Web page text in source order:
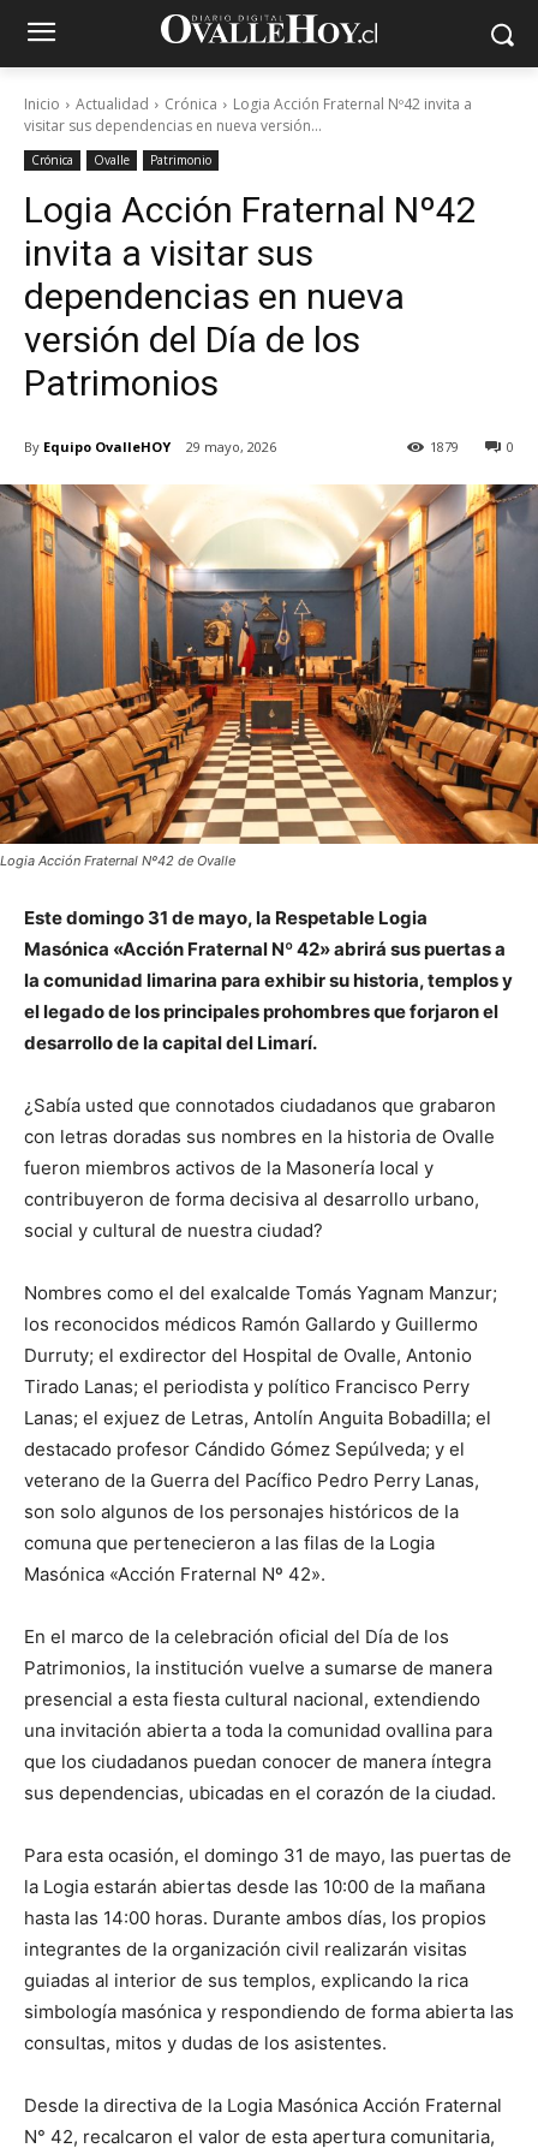
Inicio Actualidad Crónica
Logia Acción Fraternal Nº42 invita a
visitar sus dependencias en nueva versión...
Crónica Ovalle Patrimonio
Logia Acción Fraternal Nº42
invita a visitar sus
dependencias en nueva
versión del Día de los
Patrimonios
By Equipo OvalleHOY 29 mayo, 2026 0
1879
Logia Acción Fraternal Nº42 de Ovalle
Este domingo 31 de mayo, la Respetable Logia
Masónica «Acción Fraternal Nº 42» abrirá sus puertas a
la comunidad limarina para exhibir su historia, templos y
el legado de los principales prohombres que forjaron el
desarrollo de la capital del Limarí.
¿Sabía usted que connotados ciudadanos que grabaron
con letras doradas sus nombres en la historia de Ovalle
fueron miembros activos de la Masonería local y
contribuyeron de forma decisiva al desarrollo urbano,
social y cultural de nuestra ciudad?
Nombres como el del exalcalde Tomás Yagnam Manzur;
los reconocidos médicos Ramón Gallardo y Guillermo
Durruty; el exdirector del Hospital de Ovalle, Antonio
Tirado Lanas; el periodista y político Francisco Perry
Lanas; el exjuez de Letras, Antolín Anguita Bobadilla; el
destacado profesor Cándido Gómez Sepúlveda; y el
veterano de la Guerra del Pacífico Pedro Perry Lanas,
son solo algunos de los personajes históricos de la
comuna que pertenecieron a las filas de la Logia
Masónica «Acción Fraternal Nº 42».
En el marco de la celebración oficial del Día de los
Patrimonios, la institución vuelve a sumarse de manera
presencial a esta fiesta cultural nacional, extendiendo
una invitación abierta a toda la comunidad ovallina para
que los ciudadanos puedan conocer de manera íntegra
sus dependencias, ubicadas en el corazón de la ciudad.
Para esta ocasión, el domingo 31 de mayo, las puertas de
la Logia estarán abiertas desde las 10:00 de la mañana
hasta las 14:00 horas. Durante ambos días, los propios
integrantes de la organización civil realizarán visitas
guiadas al interior de sus templos, explicando la rica
simbología masónica y respondiendo de forma abierta las
consultas, mitos y dudas de los asistentes.
Desde la directiva de la Logia Masónica Acción Fraternal
N° 42, recalcaron el valor de esta apertura comunitaria,